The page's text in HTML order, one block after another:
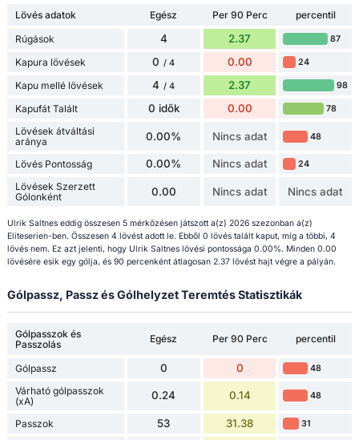
Lövés adatok Egész Per 90 Perc
percentil
Rúgások
4 2.37 87
Kapura lövések 0 / 4 0.00 24
Kapu mellé lövések 4 / 4 2.37 98
Kapufát Talált 0 idők 0.00 78
Lövések átváltási
aránya
0.00% Nincs adat 48
Lövés Pontosság 0.00% Nincs adat 24
Lövések Szerzett
Gólonként
0.00 Nincs adat Nincs adat
Ulrik Saltnes eddig összesen 5 mérkőzésen játszott a(z) 2026 szezonban a(z)
Eliteserien-ben. Összesen 4 lövést adott le. Ebből 0 lövés talált kaput, míg a többi, 4
lövés nem. Ez azt jelenti, hogy Ulrik Saltnes lövési pontossága 0.00%. Minden 0.00
lövésére esik egy gólja, és 90 percenként átlagosan 2.37 lövést hajt végre a pályán.
Gólpassz, Passz és Gólhelyzet Teremtés Statisztikák
Gólpasszok és
Passzolás
Egész Per 90 Perc percentil
Gólpassz 0 0 48
Várható gólpasszok
(xA)
0.24 0.14 48
Passzok 53 31.38 31